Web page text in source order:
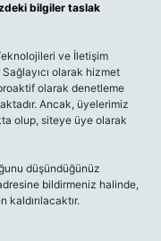
bilgiler taslak
ve İletişim
olarak hizmet
olarak denetleme
Ancak, üyelerimiz
olup, siteye üye olarak
düşündüğünüz
bildirmeniz halinde,